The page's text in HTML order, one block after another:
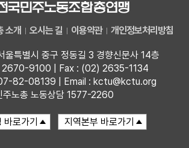
소개 오시는 길 이용약관 개인정보처리방침
특별시 중구 정동길 3 경향신문사 14층
9100 | Fax : (02) 2635-1134
82-08139 | Email : kctu@kctu.org
주노총 노동상담 1577-2260